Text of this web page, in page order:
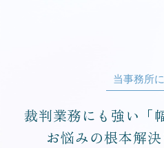
当事務所
裁判業務にも強い「
お悩みの根本解決